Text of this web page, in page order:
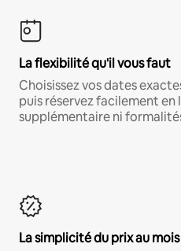
La flexibilité qu'il vous faut
Choisissez vos dates
puis réservez facilement en
supplémentaire ni
La simplicité du prix au mois